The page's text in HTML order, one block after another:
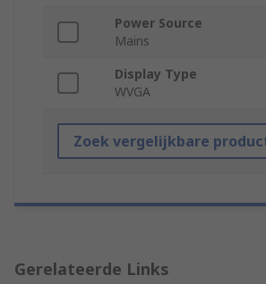
Power Source
Mains
Display Type
WVGA
Zoek vergelijkbare
Gerelateerde Links